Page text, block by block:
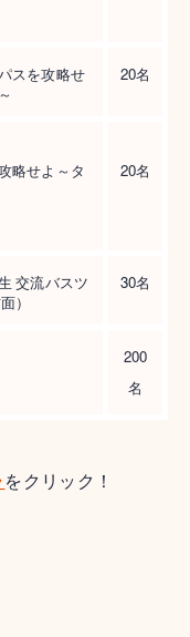
スを攻略せ
20名
略せよ～タ
20名
交流バスツ
）
30名
200
名
をクリック！